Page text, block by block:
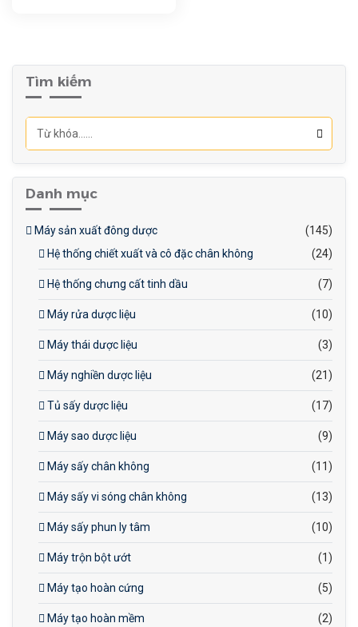
dàng vệ sinh và đảm bảo
an toàn vệ sinh thực phẩm.
Tìm kiếm
Danh mục
Máy sản xuất đông dược
(145)
Hệ thống chiết xuất và cô đặc chân không
(24)
Hệ thống chưng cất tinh dầu (7)
Máy rửa dược liệu (10)
Máy thái dược liệu (3)
Máy nghiền dược liệu (21)
Tủ sấy dược liệu (17)
Máy sao dược liệu (9)
Máy sấy chân không (11)
Máy sấy vi sóng chân không (13)
Máy sấy phun ly tâm (10)
Máy trộn bột ướt (1)
Máy tạo hoàn cứng (5)
Máy tạo hoàn mềm (2)